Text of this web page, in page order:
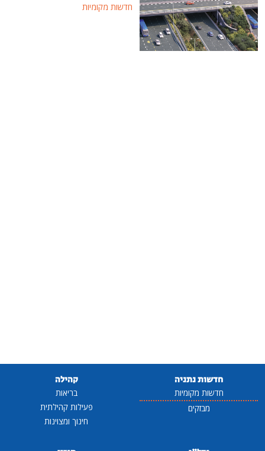
חדשות מקומיות
חדשות נתניה
חדשות מקומיות
מבזקים
קהילה
בריאות
פעילות קהילתית
חינוך ומצוינות